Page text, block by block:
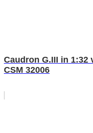
Caudron G.III in 1:32
CSM 32006